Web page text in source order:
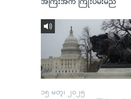
အကြီးအကဲ ကြိုးပမ်းမည်
၁၅ မတ္၊ ၂၀၂၅